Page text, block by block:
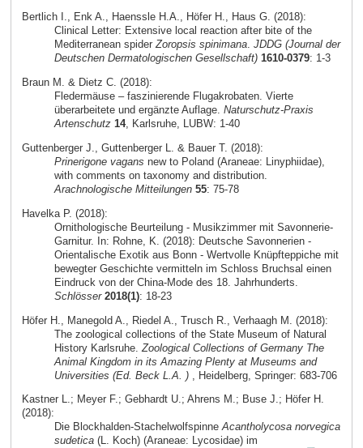
Bertlich I., Enk A., Haenssle H.A., Höfer H., Haus G. (2018):
Clinical Letter: Extensive local reaction after bite of the
Mediterranean spiderZoropsis spinimana. JDDG (Journal der
Deutschen Dermatologischen Gesellschaft) 1610-0379: 1-3
Braun M. & Dietz C. (2018):
Fledermäuse – faszinierende Flugakrobaten. Vierte
überarbeitete und ergänzte Auflage. Naturschutz-Praxis
Artenschutz 14, Karlsruhe, LUBW: 1-40
Guttenberger J., Guttenberger L. & Bauer T. (2018):
Prinerigone vagans new to Poland (Araneae: Linyphiidae),
with comments on taxonomy and distribution.
Arachnologische Mitteilungen 55: 75-78
Havelka P. (2018):
Ornithologische Beurteilung - Musikzimmer mit Savonnerie-
Garnitur. In: Rohne, K. (2018): Deutsche Savonnerien -
Orientalische Exotik aus Bonn - Wertvolle Knüpfteppiche mit
bewegter Geschichte vermitteln im Schloss Bruchsal einen
Eindruck von der China-Mode des 18. Jahrhunderts.
Schlösser 2018(1): 18-23
Höfer H., Manegold A., Riedel A., Trusch R., Verhaagh M. (2018):
The zoological collections of the State Museum of Natural
History Karlsruhe. Zoological Collections of Germany The
Animal Kingdom in its Amazing Plenty at Museums and
Universities (Ed. Beck L.A. ), Heidelberg, Springer: 683-706
Kastner L.; Meyer F.; Gebhardt U.; Ahrens M.; Buse J.; Höfer H.
(2018):
Die Blockhalden-StachelwolfspinneAcantholycosa norvegica
sudetica(L. Koch) (Araneae: Lycosidae) im